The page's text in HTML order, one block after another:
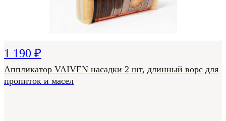
1 190 ₽
Аппликатор VAIVEN насадки 2 шт, длинный ворс для
пропиток и масел